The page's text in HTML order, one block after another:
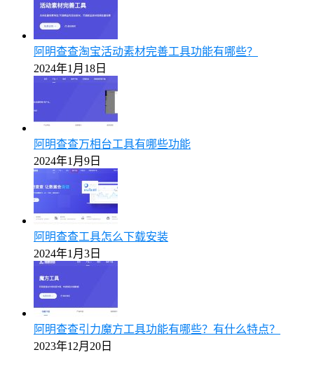
阿明查查淘宝活动素材完善工具功能有哪些？
2024年1月18日
阿明查查万相台工具有哪些功能
2024年1月9日
阿明查查工具怎么下载安装
2024年1月3日
阿明查查引力魔方工具功能有哪些？有什么特点？
2023年12月20日